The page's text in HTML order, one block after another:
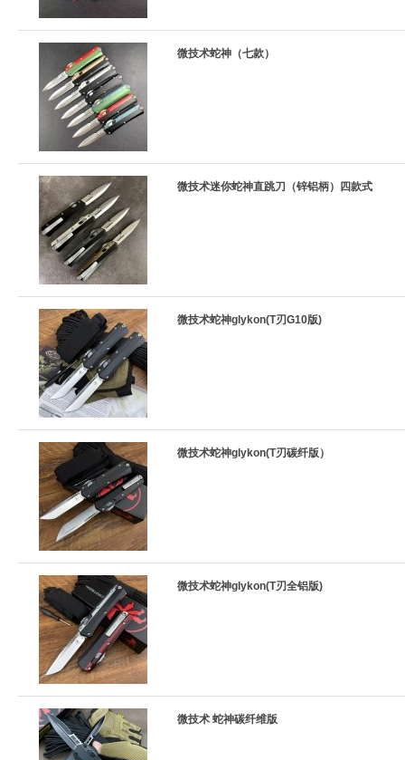
微技术蛇神（七款）
微技术迷你蛇神直跳刀（锌铝柄）四款式
微技术蛇神glykon(T刃G10版)
微技术蛇神glykon(T刃碳纤版）
微技术蛇神glykon(T刃全铝版)
微技术 蛇神碳纤维版